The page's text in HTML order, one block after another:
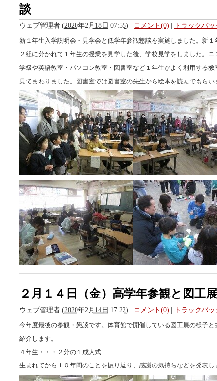
談
ウェブ管理者 (2020年2月18日 07:55) | コメント(0) | トラックバ
新１年生入学説明会・見学会と低学年参観懇談を実施しました。新１
２組に分かれて１年生の授業を見学した後、学校見学をしました。ニ
学級や英語教室・パソコン教室・図書室など１年生がよく利用する教
見てまわりました。図書室では図書室の先生から絵本を読んでもらい
２月１４日（金）高学年参観と図工展
ウェブ管理者 (2020年2月14日 17:22) | コメント(0) | トラックバ
今年度最後の参観・懇談です。体育館で開催している図工展の様子と
紹介します。
４年生・・・２分の１成人式
生まれてから１０年間のことを振り返り、感謝の気持ちなどを発表し